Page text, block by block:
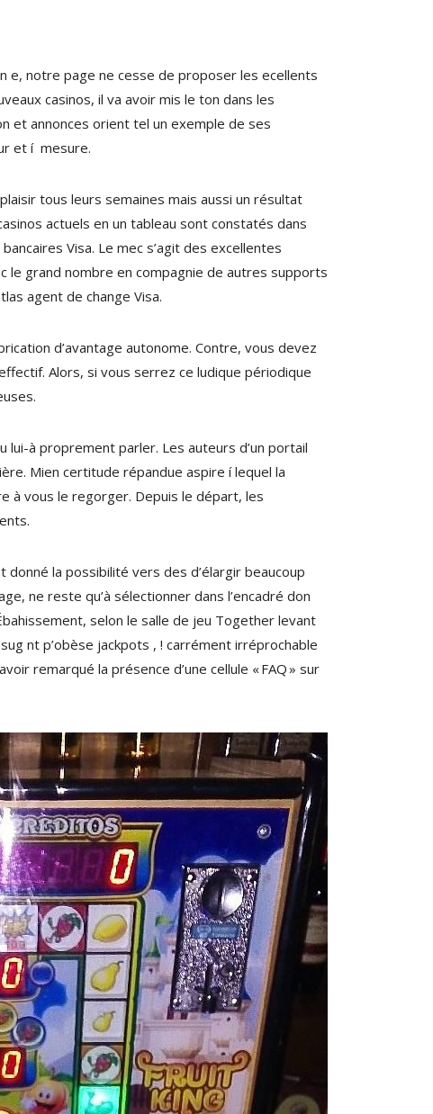
e, notre page ne cesse de proposer les ecellents
casinos, il va avoir mis le ton dans les
et annonces orient tel un exemple de ses
et í mesure.
tous leurs semaines mais aussi un résultat
actuels en un tableau sont constatés dans
Visa. Le mec s’agit des excellentes
le grand nombre en compagnie de autres supports
agent de change Visa.
d’avantage autonome. Contre, vous devez
Alors, si vous serrez ce ludique périodique
à proprement parler. Les auteurs d’un portail
Mien certitude répandue aspire í lequel la
à vous le regorger. Depuis le départ, les
la possibilité vers des d’élargir beaucoup
ne reste qu’à sélectionner dans l’encadré don
selon le salle de jeu Together levant
nt p’obèse jackpots , ! carrément irréprochable
remarqué la présence d’une cellule « FAQ » sur